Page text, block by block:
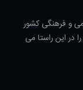
و فرهنگی کشور
در این راستا می